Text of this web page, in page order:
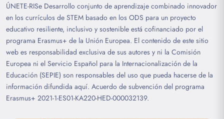
ÚNETE-RISe Desarrollo conjunto de aprendizaje combinado innovador
en los currículos de STEM basado en los ODS para un proyecto
educativo resiliente, inclusivo y sostenible está cofinanciado por el
programa Erasmus+ de la Unión Europea. El contenido de este sitio
web es responsabilidad exclusiva de sus autores y ni la Comisión
Europea ni el Servicio Español para la Internacionalización de la
Educación (SEPIE) son responsables del uso que pueda hacerse de la
información difundida aquí. Acuerdo de subvención del programa
Erasmus+ 2021-1-ES01-KA220-HED-000032139.